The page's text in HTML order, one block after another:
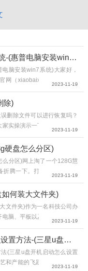
后即可正常使用。
题讲解到此就结束了，小
当你在重装系统时遇到不
惠普win8安装win7系统-(惠普电脑安装win7系统)
脑安装win7系统)大家好，
网（xiaobaixitong.com）的
，现在使用电脑的人群也越
到需要重装系统的问题。那
2023-11-19
除)
删除文件可以进行恢复吗？
实操演示一下。视频演示：
我们打开U盘，在U盘中右键
其打开，然后输入文字将它
2023-11-19
硬盘怎么分区)
分区)网上淘了一个128G慧
腾一下。打算把U盘分5个
关的帖子，边学习边记录。
我这里用的是芯片精灵，检
2023-11-19
何装大文件夹)
文件夹)作为一名科技公司办
脑、平板以及手机等办公设
为当前的主旋律了，但一些
涉密内容是绝对不可以进行
，断网终端内部使用绝...
2023-11-19
三星u盘开机启动怎么设置方法-(三星u盘开机启动怎么设置方法)
(三星u盘开机启动怎么设置
和产能的飞跃，不断推动着
2023-11-19